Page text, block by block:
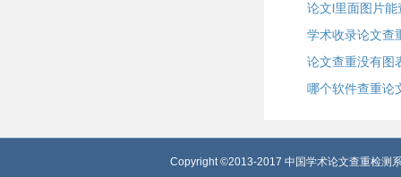
论文l里面图片能
学术收录论文查
论文查重没有图
哪个软件查重论
Copyright ©2013-2017 中国学术论文查重检